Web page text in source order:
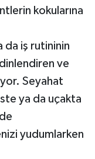
kokularına
iş rutininin
ve
Seyahat
ya da uçakta
yudumlarken